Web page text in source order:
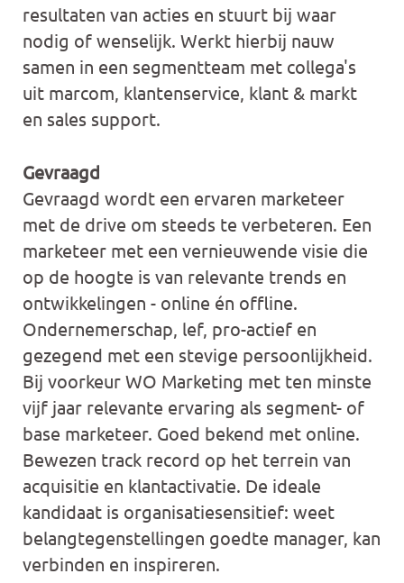
resultaten van acties en stuurt bij waar
nodig of wenselijk. Werkt hierbij nauw
samen in een segmentteam met collega's
uit marcom, klantenservice, klant & markt
en sales support.
Gevraagd
Gevraagd wordt een ervaren marketeer
met de drive om steeds te verbeteren. Een
marketeer met een vernieuwende visie die
op de hoogte is van relevante trends en
ontwikkelingen - online én offline.
Ondernemerschap, lef, pro-actief en
gezegend met een stevige persoonlijkheid.
Bij voorkeur WO Marketing met ten minste
vijf jaar relevante ervaring als segment- of
base marketeer. Goed bekend met online.
Bewezen track record op het terrein van
acquisitie en klantactivatie. De ideale
kandidaat is organisatiesensitief: weet
belangtegenstellingen goedte manager, kan
verbinden en inspireren.